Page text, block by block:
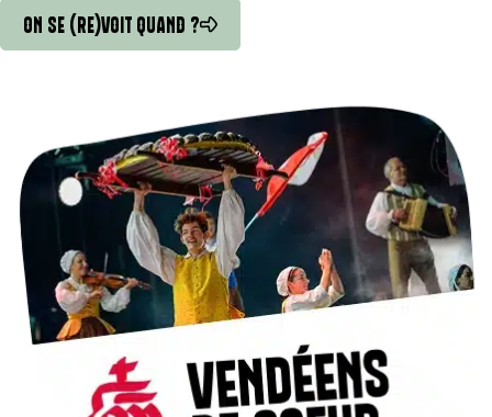
ON SE (RE)VOIT QUAND ?